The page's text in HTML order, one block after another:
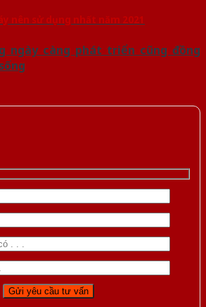
nên sử dụng nhất năm 2021
ngày càng phát triển cũng đồng